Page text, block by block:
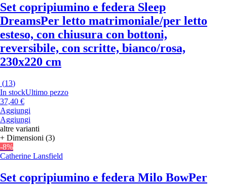
Set copripiumino e federa Sleep
DreamsPer letto matrimoniale/per letto
esteso, con chiusura con bottoni,
reversibile, con scritte, bianco/rosa,
230x220 cm
(13)
In stockUltimo pezzo
37,40 €
Aggiungi
Aggiungi
altre varianti
+ Dimensioni (3)
-8%
Catherine Lansfield
Set copripiumino e federa Milo BowPer